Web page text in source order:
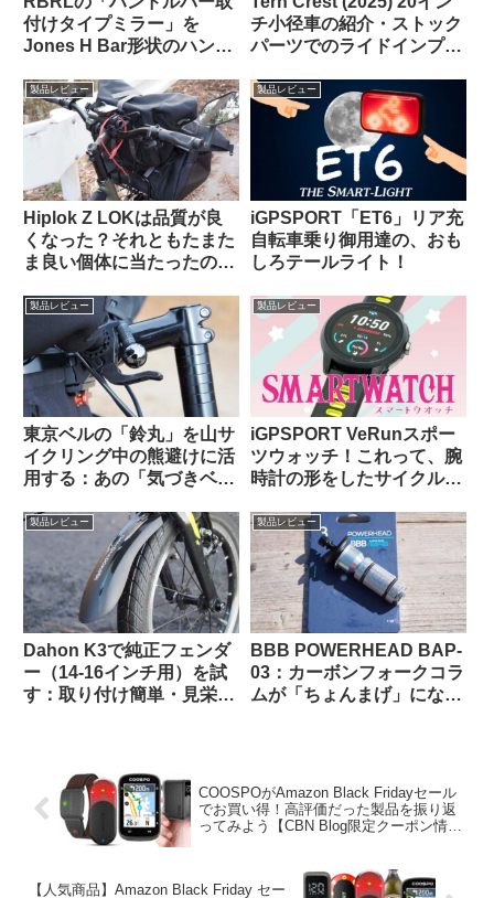
付けタイプミラー」を
Jones H Bar形状のハンド
リでした
チ小径車の紹介・ストック
パーツでのライドインプレ
い上質なミニベロ】
製品レビュー
Hiplok Z LOKは品質が良
くなった？それともたまた
ま良い個体に当たったの
製品レビュー
iGPSPORT「ET6」リア充
自転車乗り御用達の、おも
しろテールライト！
製品レビュー
東京ベルの「鈴丸」を山サ
イクリング中の熊避けに活
用する：あの「気づきベ
るようにした感じで超便利
製品レビュー
iGPSPORT VeRunスポー
ツウォッチ！これって、腕
時計の形をしたサイクルコ
製品レビュー
Dahon K3で純正フェンダ
ー（14-16インチ用）を試
す：取り付け簡単・見栄え
製品レビュー
BBB POWERHEAD BAP-
03：カーボンフォークコラ
ムが「ちょんまげ」になっ
COOSPOがAmazon Black Fridayセール
でお買い得！高評価だった製品を振り返
ってみよう【CBN Blog限定クーポン情報
【人気商品】Amazon Black Friday セー